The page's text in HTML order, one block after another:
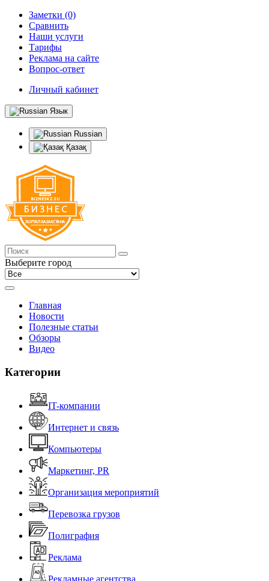
Заметки (0)
Сравнить
Наши услуги
Тарифы
Реклама на сайте
Вопрос-ответ
Личный кабинет
Язык
Russian
Қазақ
Выберите город
Главная
Новости
Полезные статьи
Обзоры
Видео
Категории
IT-компании
Интернет и связь
Компьютеры
Маркетинг, PR
Организация мероприятий
Перевозка грузов
Полиграфия
Реклама